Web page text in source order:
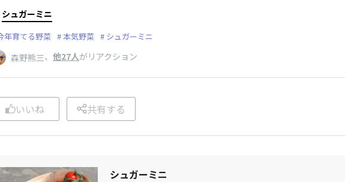
シュガーミニ
年育てる野菜 本気野菜 シュガーミニ
森野熊三、 他27人がリアクション
いいね 共有する
シュガーミニ